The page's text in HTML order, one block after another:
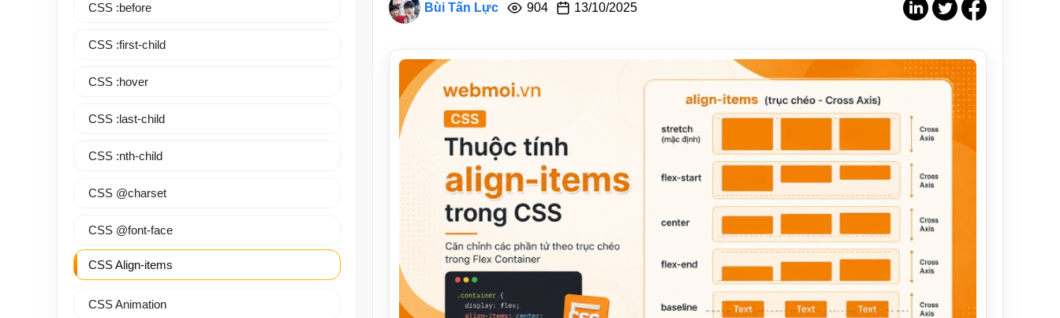
Bùi Tấn Lực 904 13/10/2025
CSS :before
CSS :first-child
CSS :hover
CSS :last-child
CSS :nth-child
CSS @charset
CSS @font-face
CSS Align-items
CSS Animation